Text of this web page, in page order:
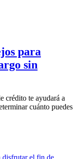
para
sin
crédito te ayudará a
cuánto puedes